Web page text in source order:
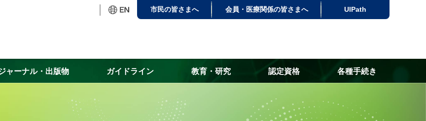
市民の皆さまへ 会員・医療関係の皆さまへ UlPath
ャーナル・出版物 ガイドライン 教育・研究 認定資格 各種手続き